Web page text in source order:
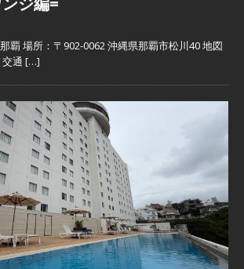
覇 場所：〒902-0062 沖縄県那覇市松川40 地図
通 […]